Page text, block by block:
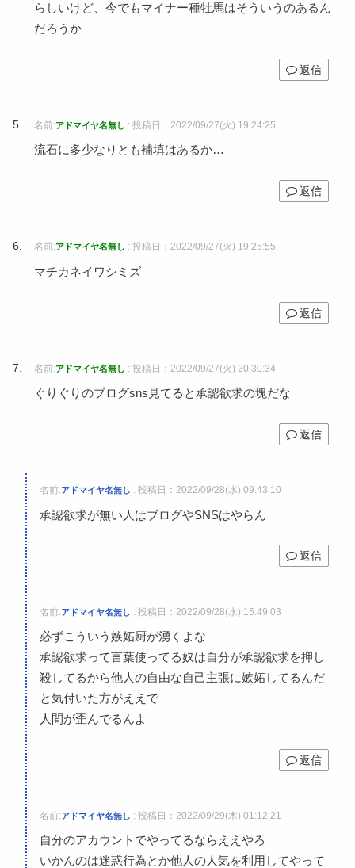
らしいけど、今でもマイナー種牡馬はそういうのあるん
だろうか
返信
名前:アドマイヤ名無し : 投稿日：2022/09/27(火) 19:24:25
流石に多少なりとも補填はあるか…
返信
名前:アドマイヤ名無し : 投稿日：2022/09/27(火) 19:25:55
マチカネイワシミズ
返信
名前:アドマイヤ名無し : 投稿日：2022/09/27(火) 20:30:34
ぐりぐりのブログsns見てると承認欲求の塊だな
返信
名前:アドマイヤ名無し : 投稿日：2022/09/28(水) 09:43:10
承認欲求が無い人はブログやSNSはやらん
返信
名前:アドマイヤ名無し : 投稿日：2022/09/28(水) 15:49:03
必ずこういう嫉妬厨が湧くよな
承認欲求って言葉使ってる奴は自分が承認欲求を押し
殺してるから他人の自由な自己主張に嫉妬してるんだ
と気付いた方がええで
人間が歪んでるんよ
返信
名前:アドマイヤ名無し : 投稿日：2022/09/29(木) 01:12:21
自分のアカウントでやってるならええやろ
いかんのは迷惑行為とか他人の人気を利用してやって